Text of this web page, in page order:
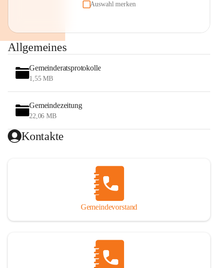
Auswahl merken
Allgemeines
Gemeinderatsprotokolle
1,55 MB
Gemeindezeitung
22,06 MB
Kontakte
Gemeindevorstand